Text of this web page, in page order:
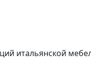
итальянской